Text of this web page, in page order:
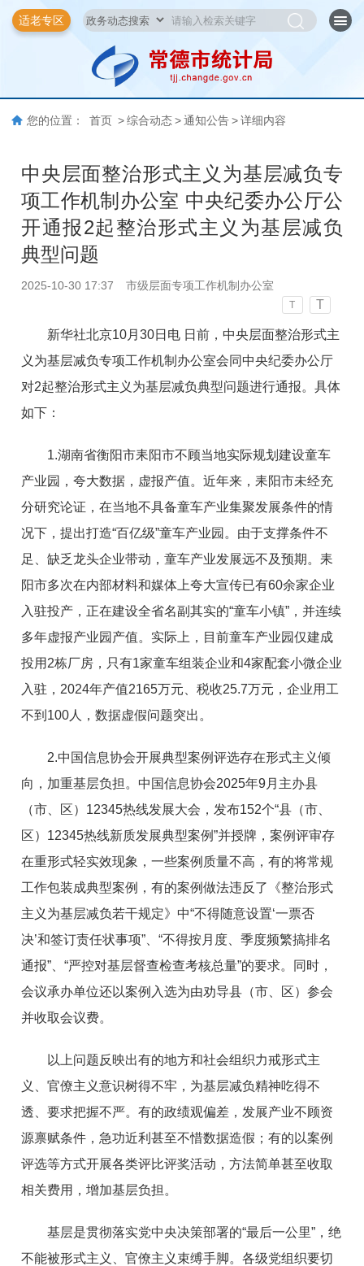
适老专区
您的位置： 首页 > 综合动态 > 通知公告 > 详细内容
中央层面整治形式主义为基层减负专
项工作机制办公室 中央纪委办公厅公
开通报2起整治形式主义为基层减负
典型问题
2025-10-30 17:37 市级层面专项工作机制办公室
T T
新华社北京10月30日电 日前，中央层面整治形式主
义为基层减负专项工作机制办公室会同中央纪委办公厅
对2起整治形式主义为基层减负典型问题进行通报。具体
如下：
1.湖南省衡阳市耒阳市不顾当地实际规划建设童车
产业园，夸大数据，虚报产值。近年来，耒阳市未经充
分研究论证，在当地不具备童车产业集聚发展条件的情
况下，提出打造“百亿级”童车产业园。由于支撑条件不
足、缺乏龙头企业带动，童车产业发展远不及预期。耒
阳市多次在内部材料和媒体上夸大宣传已有60余家企业
入驻投产，正在建设全省名副其实的“童车小镇”，并连续
多年虚报产业园产值。实际上，目前童车产业园仅建成
投用2栋厂房，只有1家童车组装企业和4家配套小微企业
入驻，2024年产值2165万元、税收25.7万元，企业用工
不到100人，数据虚假问题突出。
2.中国信息协会开展典型案例评选存在形式主义倾
向，加重基层负担。中国信息协会2025年9月主办县
（市、区）12345热线发展大会，发布152个“县（市、
区）12345热线新质发展典型案例”并授牌，案例评审存
在重形式轻实效现象，一些案例质量不高，有的将常规
工作包装成典型案例，有的案例做法违反了《整治形式
主义为基层减负若干规定》中“不得随意设置‘一票否
决’和签订责任状事项”、“不得按月度、季度频繁搞排名
通报”、“严控对基层督查检查考核总量”的要求。同时，
会议承办单位还以案例入选为由劝导县（市、区）参会
并收取会议费。
以上问题反映出有的地方和社会组织力戒形式主
义、官僚主义意识树得不牢，为基层减负精神吃得不
透、要求把握不严。有的政绩观偏差，发展产业不顾资
源禀赋条件，急功近利甚至不惜数据造假；有的以案例
评选等方式开展各类评比评奖活动，方法简单甚至收取
相关费用，增加基层负担。
基层是贯彻落实党中央决策部署的“最后一公里”，绝
不能被形式主义、官僚主义束缚手脚。各级党组织要切